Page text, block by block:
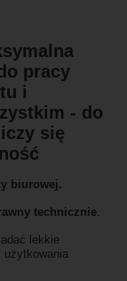
pracy
i
- do
się
biurowej.
technicznie.
lekkie
użytkowania